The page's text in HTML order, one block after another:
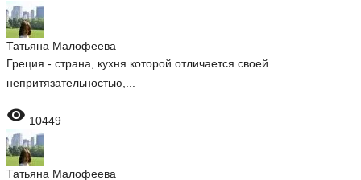
Татьяна Малофеева
Греция - страна, кухня которой отличается своей
непритязательностью,...
 10449
Татьяна Малофеева